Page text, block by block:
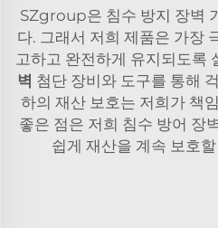
SZgroup은 침수 방지 장벽
다. 그래서 저희 제품은 가장
고하고 완전하게 유지되도록
벽 첨단 장비와 도구를 통해
하의 재산 보호는 저희가 책
좋은 점은 저희 침수 방어 장
쉽게 재산을 계속 보호